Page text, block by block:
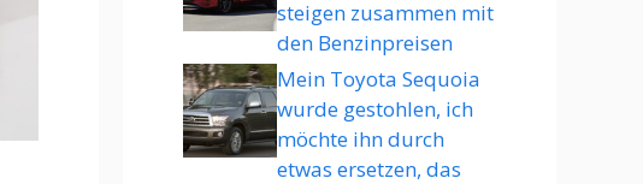
steigen zusammen mit
den Benzinpreisen
Mein Toyota Sequoia
wurde gestohlen, ich
möchte ihn durch
etwas ersetzen, das